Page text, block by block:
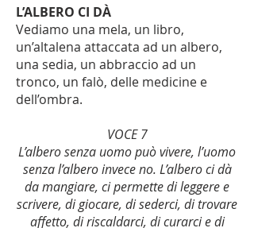
L’ALBERO CI DÀ
Vediamo una mela, un libro,
un’altalena attaccata ad un albero,
una sedia, un abbraccio ad un
tronco, un falò, delle medicine e
dell’ombra.
VOCE 7
L’albero senza uomo può vivere, l’uomo
senza l’albero invece no. L’albero ci dà
da mangiare, ci permette di leggere e
scrivere, di giocare, di sederci, di trovare
affetto, di riscaldarci, di curarci e di